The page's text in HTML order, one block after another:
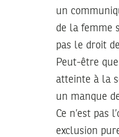
un
de la femme
pas le droit
Peut-être
atteinte à la
un manque
Ce n’est pas
exclusion